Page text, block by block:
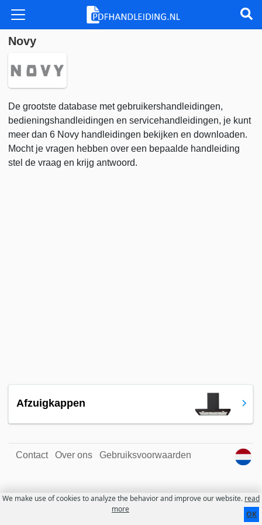
Novy
De grootste database met gebruikershandleidingen,
bedieningshandleidingen en servicehandleidingen, je kunt
meer dan 6 Novy handleidingen bekijken en downloaden.
Mocht je vragen hebben over een bepaalde handleiding
stel de vraag en krijg antwoord.
Afzuigkappen
Contact Over ons Gebruiksvoorwaarden
We make use of cookies to analyze the behavior and improve our website. read
more
OK